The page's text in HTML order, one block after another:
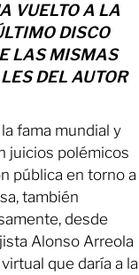
VUELTO A LA
DISCO
LAS MISMAS
DEL AUTOR
fama mundial y
juicios polémicos
pública en torno a
también
desde
Alonso Arreola
que daría a la